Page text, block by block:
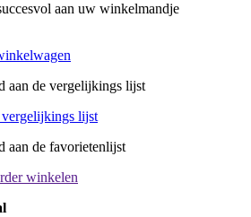
aan uw winkelmandje
aan de vergelijkings lijst
vergelijkings lijst
aan de favorietenlijst
winkelen